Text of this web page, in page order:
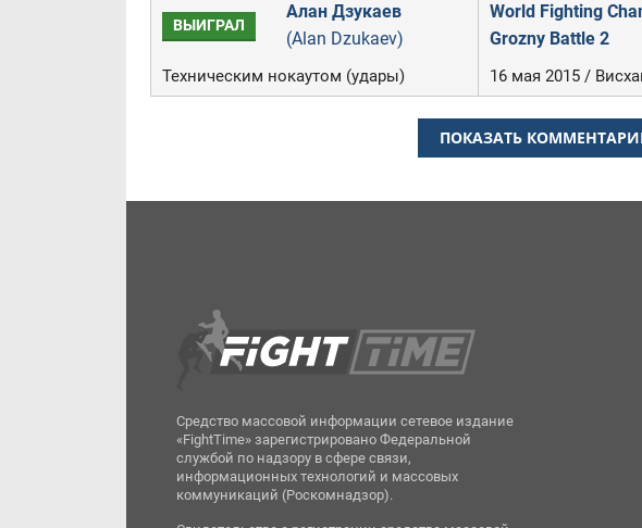
ВЫИГРАЛ
Алан Дзукаев
(Alan Dzukaev)
World Fighting
Grozny Battle 2
Техническим нокаутом (удары) 16 мая 2015 /
ПОКАЗАТЬ
Средство массовой информации сетевое издание
«FightTime» зарегистрировано Федеральной
службой по надзору в сфере связи,
информационных технологий и массовых
коммуникаций (Роскомнадзор).